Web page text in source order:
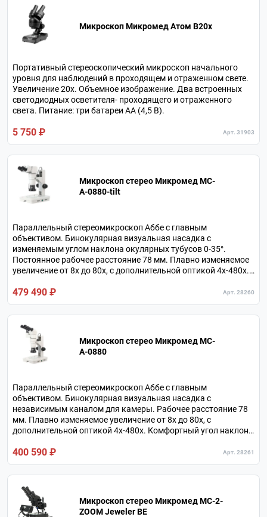
Микроскоп Микромед Атом B20x
Портативный стереоскопический микроскоп начального
уровня для наблюдений в проходящем и отраженном свете.
Увеличение 20х. Объемное изображение. Два встроенных
светодиодных осветителя- проходящего и отраженного
света. Питание: три батареи АА (4,5 В).
5 750 ₽ Арт. 31903
Микроскоп стерео Микромед MC-
А-0880-tilt
Параллельный стереомикроскоп Аббе с главным
объективом. Бинокулярная визуальная насадка с
изменяемым углом наклона окулярных тубусов 0-35°.
Постоянное рабочее расстояние 78 мм. Плавно изменяемое
увеличение от 8х до 80х, с дополнительной оптикой 4х-480х.
проходящего света на светодиодах.
479 490 ₽ Арт. 28260
Микроскоп стерео Микромед MC-
А-0880
Параллельный стереомикроскоп Аббе с главным
объективом. Бинокулярная визуальная насадка с
независимым каналом для камеры. Рабочее расстояние 78
мм. Плавно изменяемое увеличение от 8х до 80х, с
дополнительной оптикой 4х-480х. Комфортный угол наклона
и осветитель проходящего света на светодиодах.
400 590 ₽ Арт. 28261
Микроскоп стерео Микромед MC-2-
ZOOM Jeweler BE